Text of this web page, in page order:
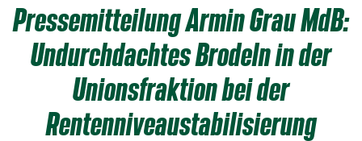
Pressemitteilung Armin Grau MdB:
Undurchdachtes Brodeln in der
Unionsfraktion bei der
Rentenniveaustabilisierung